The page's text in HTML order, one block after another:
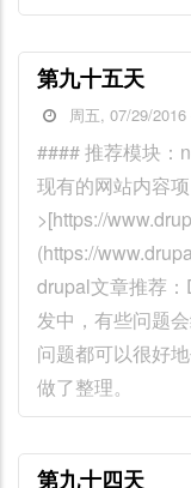
第九十五天
周五, 07/29/
#### 推荐模块：
现有的网站内容
>[https://
(https://
drupal文章推荐
发中，有些问题
问题都可以很好
做了整理。
第九十四天